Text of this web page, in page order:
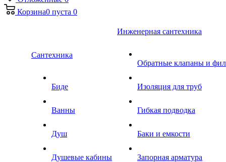
Корзина0 пуста 0
Сантехника
Биде
Ванны
Душ
Душевые кабины
Инженерная сантехника
Обратные клапаны и
Изоляция для труб
Гибкая подводка
Баки и емкости
Запорная арматура